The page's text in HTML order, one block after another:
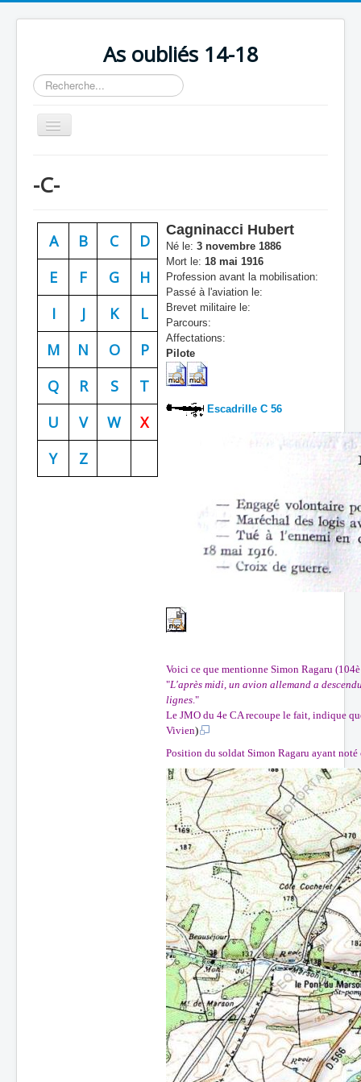
As oubliés 14-18
Rechercher
Basculer
la
Chronologie
Escadrilles
Organisation
Avions
Formation
Doctrines
Batailles
Cahiers des As
-C-
A B C
D
E
F G
H
I
J K
L
M
N O
P
Q
R S
T
U
V W
X
Y
Z
Cagninacci Hubert
Né le: 3 novembre 1886
Mort le: 18 mai 1916
Profession avant la mobilisation:
Passé à l'aviation le:
Brevet militaire le:
Parcours:
Affectations:
Pilote
Escadrille C 56
Voici ce que mentionne Simon Ragaru
"L'après midi, un avion allemand a
lignes."
Le JMO du 4e CA recoupe le fait, indique
Vivien)
Position du soldat Simon Ragaru ayant